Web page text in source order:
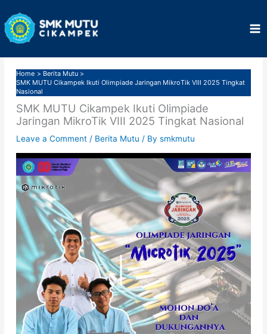
to
content
Home
Berita Mutu
SMK MUTU Cikampek Ikuti Olimpiade Jaringan MikroTik VIII 2025 Tingkat
Nasional
SMK MUTU Cikampek Ikuti Olimpiade
Jaringan MikroTik VIII 2025 Tingkat Nasional
Leave a Comment / Berita Mutu / Bysmkmutu